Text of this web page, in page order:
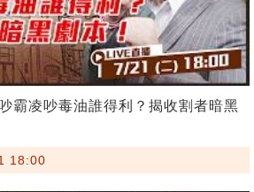
霸凌吵毒油誰得利？揭收割者暗黑
18:00